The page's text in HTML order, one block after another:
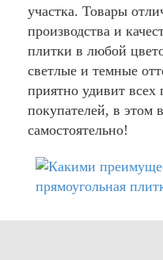
участка. Товары
производства и
плитки в любой
светлые и темные
приятно удивит всех
покупателей, в этом
самостоятельно!